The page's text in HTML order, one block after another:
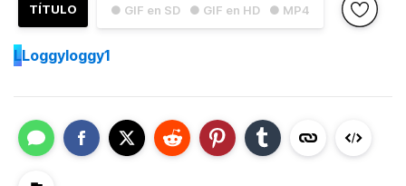
● GIF en SD ● GIF en HD ● MP4
TÍTULO
LLoggyloggy1